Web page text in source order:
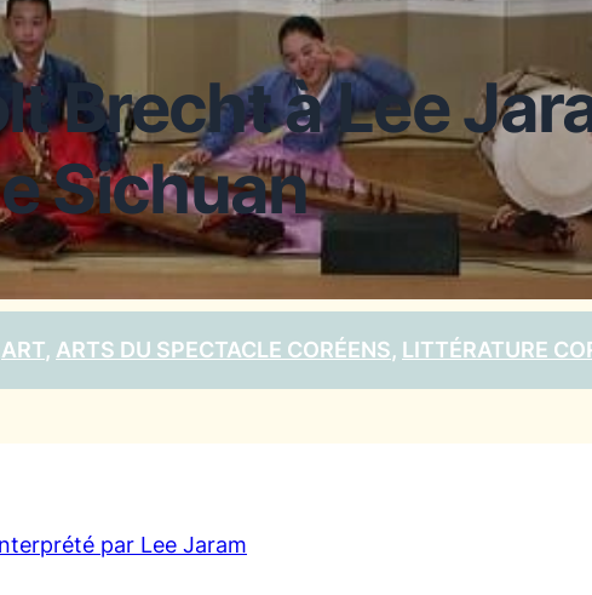
Brecht à Lee
Sichuan
ART, ARTS DU SPECTACLE CORÉENS, LITTÉRATURE
par Lee Jaram